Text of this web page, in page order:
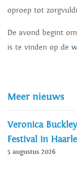
oproep tot
De avond begint
is te vinden op de
Meer nieuws
Veronica
Festival in
5 augustus 2026